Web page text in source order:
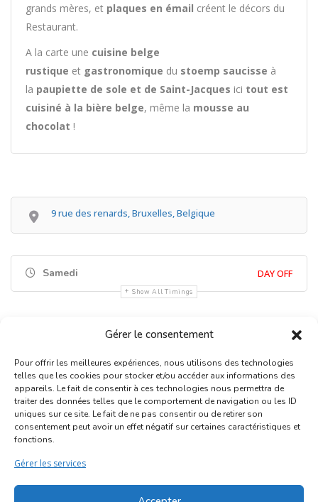
Gérer le consentement
Pour offrir les meilleures expériences, nous utilisons des technologies
telles que les cookies pour stocker et/ou accéder aux informations des
appareils. Le fait de consentir à ces technologies nous permettra de
traiter des données telles que le comportement de navigation ou les ID
uniques sur ce site. Le fait de ne pas consentir ou de retirer son
consentement peut avoir un effet négatif sur certaines caractéristiques et
fonctions.
Gérer les services
grands mères, et plaques en émail créent le décors du
Restaurant.
A la carte une cuisine belge
rustique et gastronomique du stoemp saucisse à
la paupiette de sole et de Saint-Jacques ici tout est
cuisiné à la bière belge, même la mousse au
chocolat !
9 rue des renards, Bruxelles, Belgique
Samedi DAY OFF
Show All Timings
Inscription Commerce
Rue Haute 77 - 1000 Bruxelles